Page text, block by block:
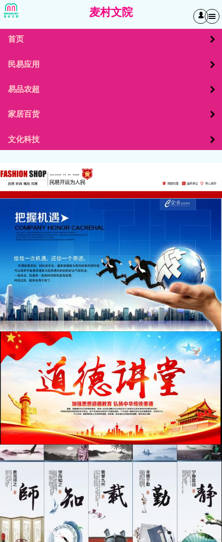
麦村文院 󰄭
首页
民易应用
易品农超
家居百货
文化科技